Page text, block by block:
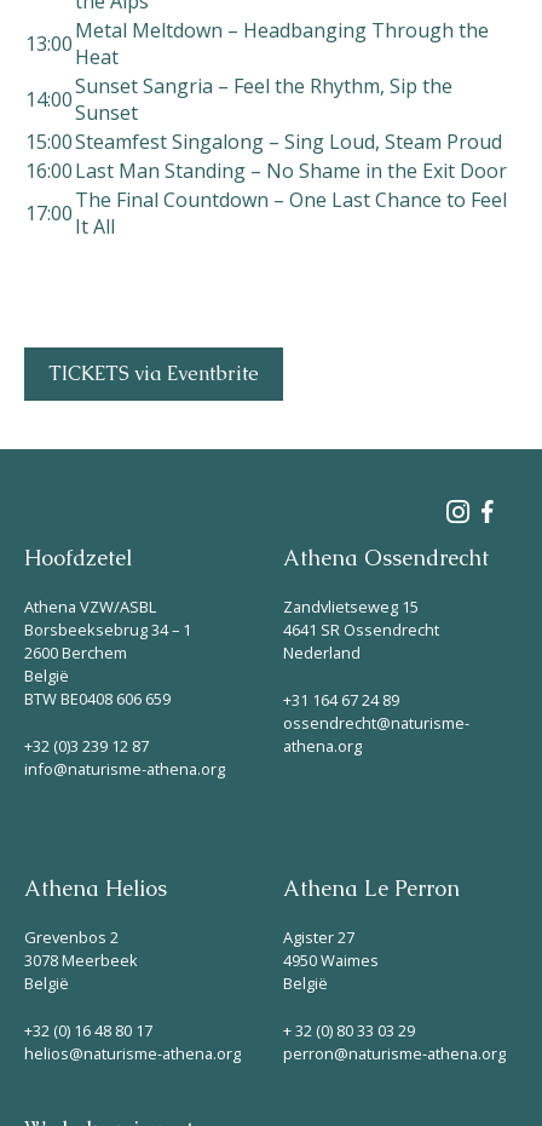
13:00Metal Meltdown – Headbanging Through the
Heat
14:00Sunset Sangria – Feel the Rhythm, Sip the
Sunset
15:00Steamfest Singalong – Sing Loud, Steam Proud
16:00Last Man Standing – No Shame in the Exit Door
17:00The Final Countdown – One Last Chance to Feel
It All
TICKETS via Eventbrite
Hoofdzetel
Athena VZW/ASBL
Borsbeeksebrug 34 – 1
2600 Berchem
België
BTW BE0408 606 659
+32 (0)3 239 12 87
info@naturisme-athena.org
Athena Ossendrecht
Zandvlietseweg 15
4641 SR Ossendrecht
Nederland
+31 164 67 24 89
ossendrecht@naturisme-
athena.org
Athena Helios
Grevenbos 2
3078 Meerbeek
België
+32 (0) 16 48 80 17
helios@naturisme-athena.org
Athena Le Perron
Agister 27
4950 Waimes
België
+ 32 (0) 80 33 03 29
perron@naturisme-athena.org